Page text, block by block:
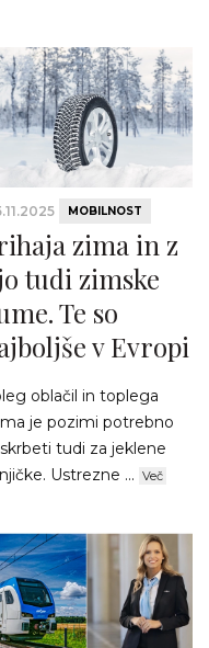
MOBILNOST
zima in z
tudi zimske
Te so
v Evropi
oblačil in toplega
je pozimi potrebno
tudi za jeklene
Ustrezne ... Več